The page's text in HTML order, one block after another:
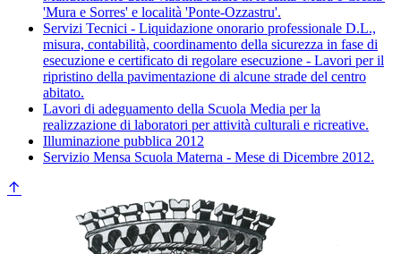
'Mura e Sorres' e località 'Ponte-Ozzastru'.
Servizi Tecnici - Liquidazione onorario professionale D.L.,
misura, contabilità, coordinamento della sicurezza in fase di
esecuzione e certificato di regolare esecuzione - Lavori per il
ripristino della pavimentazione di alcune strade del centro
abitato.
Lavori di adeguamento della Scuola Media per la
realizzazione di laboratori per attività culturali e ricreative.
Illuminazione pubblica 2012
Servizio Mensa Scuola Materna - Mese di Dicembre 2012.